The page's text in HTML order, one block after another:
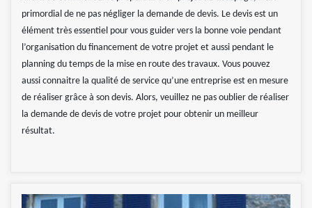
primordial de ne pas négliger la demande de devis. Le devis est un
élément très essentiel pour vous guider vers la bonne voie pendant
l’organisation du financement de votre projet et aussi pendant le
planning du temps de la mise en route des travaux. Vous pouvez
aussi connaitre la qualité de service qu’une entreprise est en mesure
de réaliser grâce à son devis. Alors, veuillez ne pas oublier de réaliser
la demande de devis de votre projet pour obtenir un meilleur
résultat.